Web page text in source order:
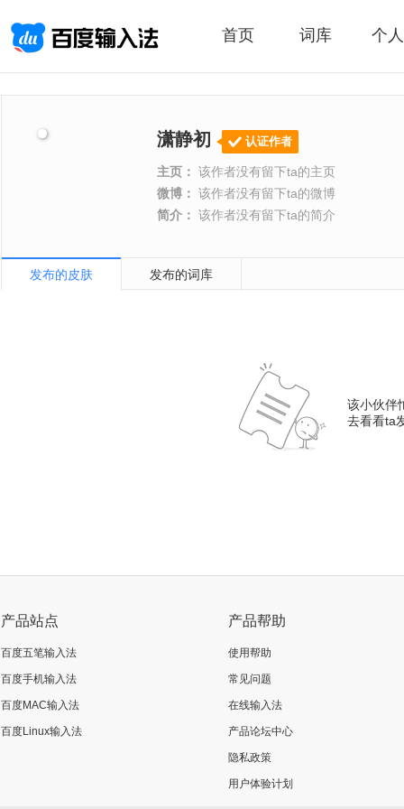
首页 词库 个
潇静初 认证作者
主页： 该作者没有留下ta的主页
微博： 该作者没有留下ta的微博
简介： 该作者没有留下ta的简介
发布的皮肤 发布的词库
该小伙伴
去看看ta
产品站点
百度五笔输入法
百度手机输入法
百度MAC输入法
百度Linux输入法
产品帮助
使用帮助
常见问题
在线输入法
产品论坛中心
隐私政策
用户体验计划